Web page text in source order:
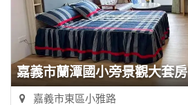
嘉義市蘭潭國小旁景觀大套房
嘉義市東區小雅路